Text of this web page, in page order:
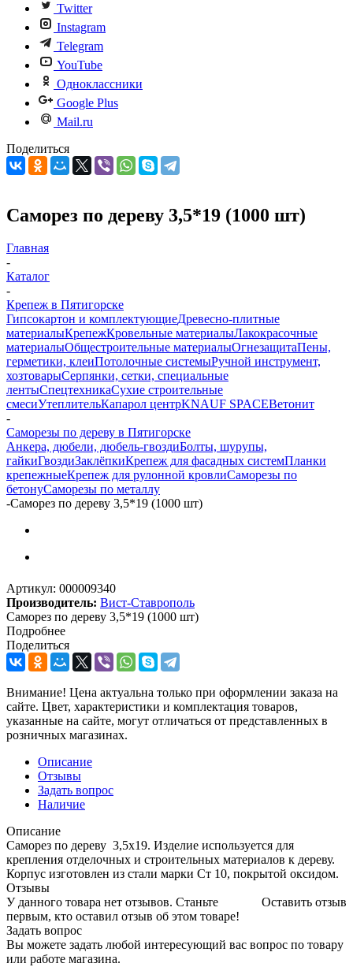
Twitter
Instagram
Telegram
YouTube
Одноклассники
Google Plus
Mail.ru
Поделиться
Саморез по дереву 3,5*19 (1000 шт)
Главная
-
Каталог
-
Крепеж в Пятигорске
Гипсокартон и комплектующиеДревесно-плитные
материалыКрепежКровельные материалыЛакокрасочные
материалыОбщестроительные материалыОгнезащитаПены,
герметики, клеиПотолочные системыРучной инструмент,
хозтоварыСерпянки, сетки, специальные
лентыСпецтехникаСухие строительные
смесиУтеплительКапарол центрKNAUF SPACEВетонит
-
Саморезы по дереву в Пятигорске
Анкера, дюбели, дюбель-гвоздиБолты, шурупы,
гайкиГвоздиЗаклёпкиКрепеж для фасадных системПланки
крепежныеКрепеж для рулонной кровлиСаморезы по
бетонуСаморезы по металлу
-Саморез по дереву 3,5*19 (1000 шт)
Артикул: 000009340
Производитель: Вист-Ставрополь
Саморез по дереву 3,5*19 (1000 шт)
Подробнее
Поделиться
Внимание! Цена актуальна только при оформлении заказа на
сайте. Цвет, характеристики и комплектация товаров,
указанные на сайте, могут отличаться от представленных в
розничных магазинах.
Описание
Отзывы
Задать вопрос
Наличие
Описание
Саморез по дереву 3,5х19. Изделие используется для
крепления отделочных и строительных материалов к дереву.
Корпус изготовлен из стали марки Ст 10, покрытой оксидом.
Отзывы
Оставить отзыв
У данного товара нет отзывов. Станьте
первым, кто оставил отзыв об этом товаре!
Задать вопрос
Вы можете задать любой интересующий вас вопрос по товару
или работе магазина.